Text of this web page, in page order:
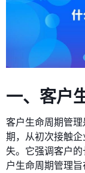
一、客户
客户生命周期管
期，从初次接触
失。它强调客户
户生命周期管理